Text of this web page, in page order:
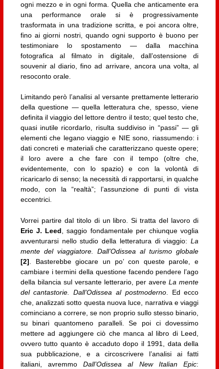
ogni mezzo e in ogni forma. Quella che anticamente era
una performance orale si è progressivamente
trasformata in una tradizione scritta, e poi ancora oltre,
fino ai giorni nostri, quando ogni supporto è buono per
testimoniare lo spostamento — dalla macchina
fotografica al filmato in digitale, dall’ostensione di
souvenir al diario, fino ad arrivare, ancora una volta, al
resoconto orale.
Limitando però l’analisi al versante prettamente letterario
della questione — quella letteratura che, spesso, viene
definita il viaggio del lettore dentro il testo; quel testo che,
quasi inutile ricordarlo, risulta suddiviso in “passi” — gli
elementi che legano viaggio e NIE sono, riassumendo: i
dati concreti e materiali che caratterizzano queste opere;
il loro avere a che fare con il tempo (oltre che,
evidentemente, con lo spazio) e con la volontà di
ricaricarlo di senso; la necessità di rapportarsi, in qualche
modo, con la “realtà”; l’assunzione di punti di vista
eccentrici.
Vorrei partire dal titolo di un libro. Si tratta del lavoro di
Eric J. Leed, saggio fondamentale per chiunque voglia
avventurarsi nello studio della letteratura di viaggio:La
mente del viaggiatore. Dall’Odissea al turismo globale
[2]. Basterebbe giocare un po’ con queste parole, e
cambiare i termini della questione facendo pendere l’ago
della bilancia sul versante letterario, per avereLa mente
del cantastorie. Dall’Odissea al postmoderno. Ed ecco
che, analizzati sotto questa nuova luce, narrativa e viaggi
cominciano a correre, se non proprio sullo stesso binario,
su binari quantomeno paralleli. Se poi ci dovessimo
mettere ad aggiungere ciò che manca al libro di Leed,
ovvero tutto quanto è accaduto dopo il 1991, data della
sua pubblicazione, e a circoscrivere l’analisi ai fatti
italiani, avremmoDall’Odissea al New Italian Epic: